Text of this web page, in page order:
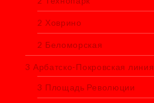
2 Ховрино
2 Беломорская
3 Арбатско-Покровская линия
3 Площадь Революции